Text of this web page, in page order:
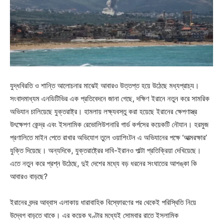
যুদ্ধবিরতি ও শান্তি আলোচনার মাঝেই আবারও উত্তপ্ত হয়ে উঠেছে মধ্যপ্রাচ্য।
সংবাদমাধ্যম এনডিটিভির এক প্রতিবেদনে জানা গেছে, দক্ষিণ ইরানে নতুন করে সামরিক
অভিযান চালিয়েছে যুক্তরাষ্ট্র। হামলায় লক্ষ্যবস্তু করা হয়েছে ইরানের ক্ষেপণাস্ত্র
উৎক্ষেপণ কেন্দ্র এবং ইসলামিক রেভোলিউশনারি গার্ড কর্পসের কয়েকটি নৌযান। হরমুজ
প্রণালিতে মাইন পেতে রাখার অভিযোগ তুলে ওয়াশিংটন এ অভিযানের পক্ষে ‘আত্মরক্ষার’
যুক্তি দিয়েছে। অন্যদিকে, যুক্তরাষ্ট্রের দাবি-ইরানও পাল্টা প্রতিক্রিয়া দেখিয়েছে।
এতে নতুন করে প্রশ্ন উঠেছে, দুই দেশের মধ্যে বড় ধরনের সংঘাতের আশঙ্কা কি
আবারও বাড়ছে?
ইরানের বন্দর আব্বাস এলাকায় ধারাবাহিক বিস্ফোরণের পর থেকেই পরিস্থিতি নিয়ে
উদ্বেগ বাড়তে থাকে। এর কয়েক ঘণ্টার মধ্যেই সোমবার রাতে ইসলামিক